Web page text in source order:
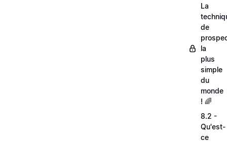
La
de
la
plus
simple
du
monde
! 🌈
8.2 -
Qu'est-
ce